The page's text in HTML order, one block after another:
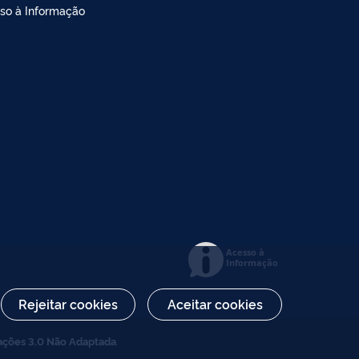
à Informação
Acesso à
Informação
3.0 Não Adaptada
Rejeitar cookies Aceitar cookies